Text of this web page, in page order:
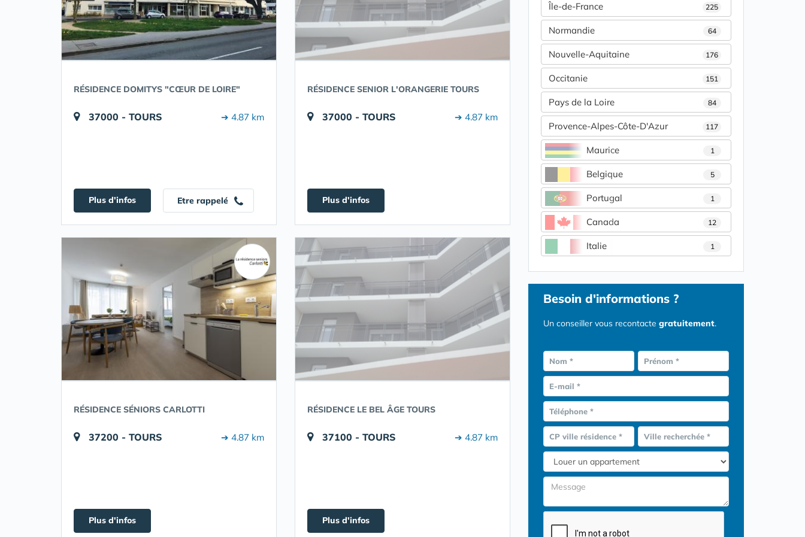
RÉSIDENCE DOMITYS "CŒUR DE LOIRE"
37000 - TOURS ➔ 4.87 km
Plus d'infos Etre rappelé
RÉSIDENCE SENIOR L'ORANGERIE TOURS
37000 - TOURS ➔ 4.87 km
Plus d'infos
RÉSIDENCE SÉNIORS CARLOTTI
37200 - TOURS ➔ 4.87 km
Plus d'infos
RÉSIDENCE LE BEL ÂGE TOURS
37100 - TOURS ➔ 4.87 km
Plus d'infos
Île-de-France 225
Normandie 64
Nouvelle-Aquitaine 176
Occitanie 151
Pays de la Loire 84
Provence-Alpes-Côte-D'Azur 117
Maurice 1
Belgique 5
Portugal 1
Canada 12
Italie 1
Besoin d'informations ?
Un conseiller vous recontacte gratuitement.
Nom * Prénom *
E-mail *
Téléphone *
CP ville résidence * Ville recherchée *